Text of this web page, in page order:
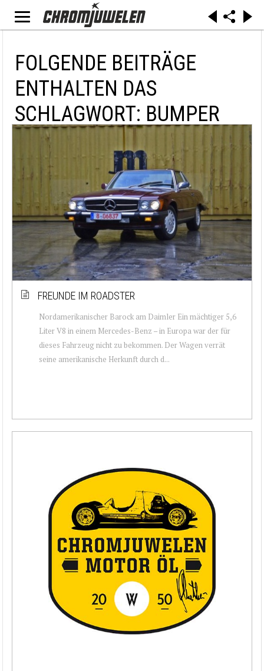
FOLGENDE BEITRÄGE
ENTHALTEN DAS
SCHLAGWORT: BUMPER
FREUNDE IM ROADSTER
Nordamerikanischer Barock am Daimler Ein mächtiger 5,6
Liter V8 in einem Mercedes-Benz – in Europa war der für
dieses Fahrzeug nicht zu bekommen. Der Wagen verrät
seine amerikanische Herkunft durch d...